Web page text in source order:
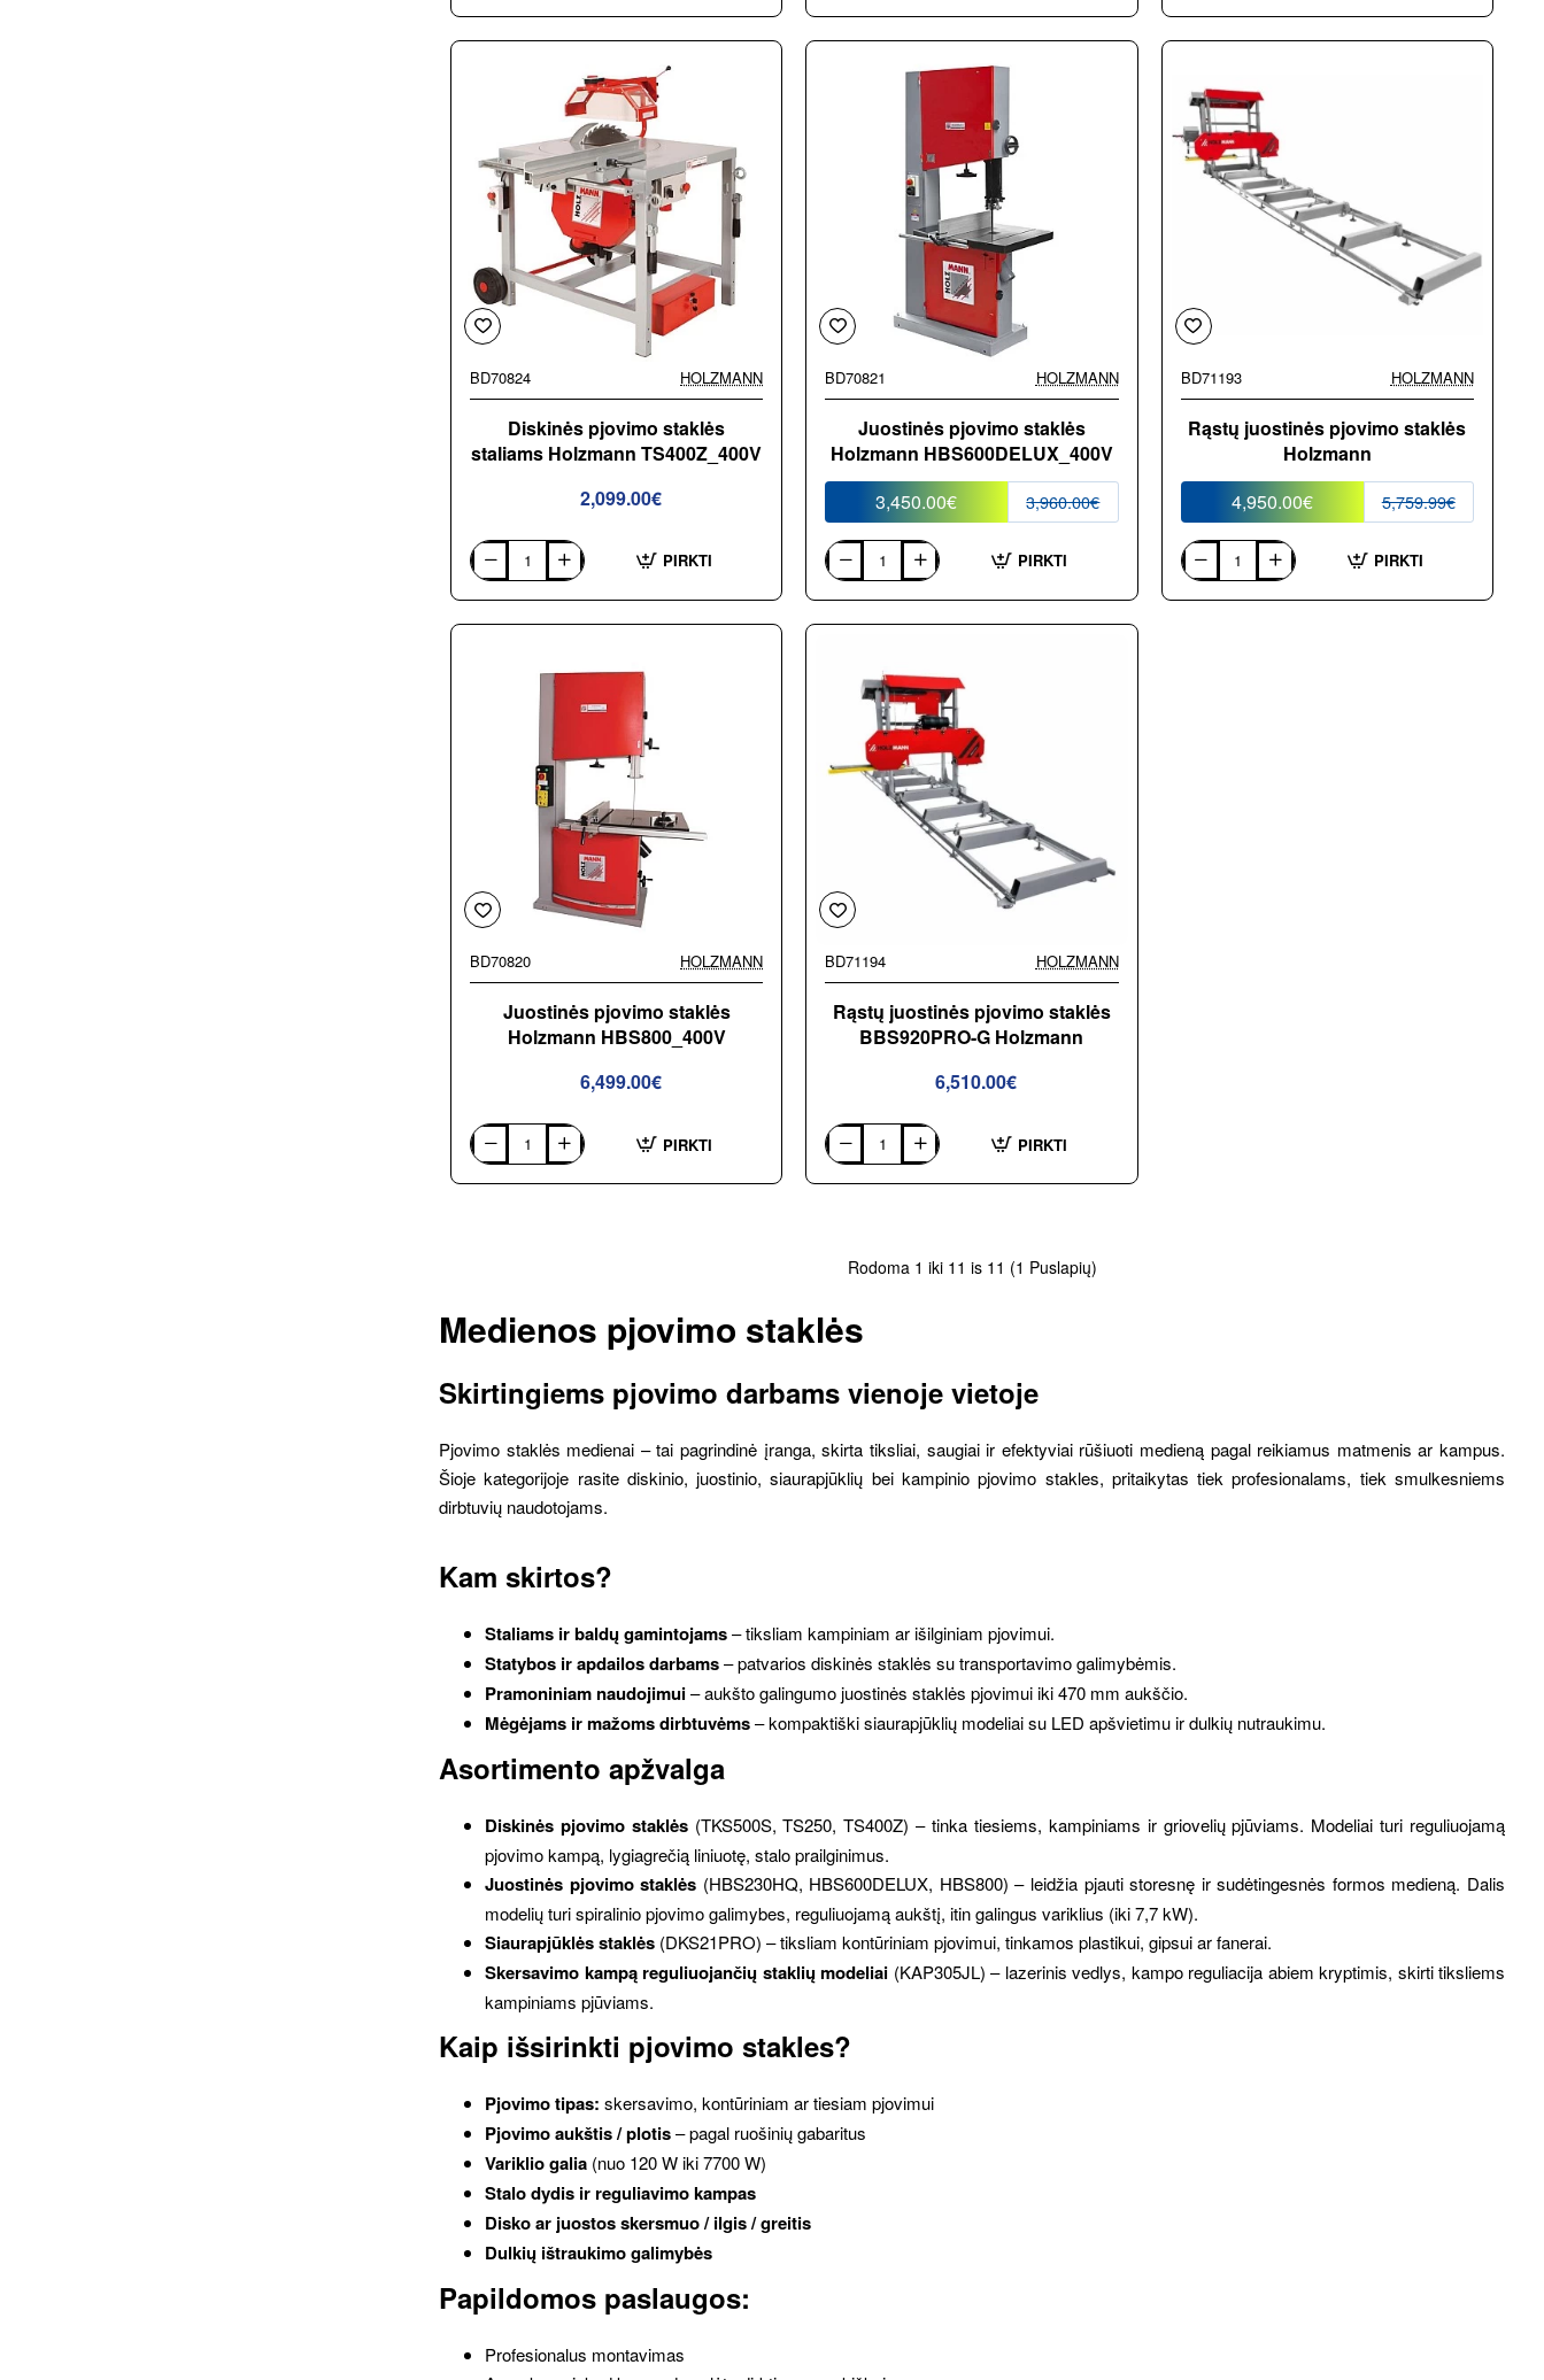
Medienos pjovimo staklės
Skirtingiems pjovimo darbams vienoje vietoje
Pjovimo staklės medienai – tai pagrindinė įranga, skirta tiksliai, saugiai ir efektyviai rūšiuoti medieną pagal reikiamus matmenis ar kampus.
Šioje kategorijoje rasite diskinio, juostinio, siaurapjūklių bei kampinio pjovimo stakles, pritaikytas tiek profesionalams, tiek smulkesniems
dirbtuvių naudotojams.
Kam skirtos?
Staliams ir baldų gamintojams– tiksliam kampiniam ar išilginiam pjovimui.
Statybos ir apdailos darbams– patvarios diskinės staklės su transportavimo galimybėmis.
Pramoniniam naudojimui– aukšto galingumo juostinės staklės pjovimui iki 470 mm aukščio.
Mėgėjams ir mažoms dirbtuvėms– kompaktiški siaurapjūklių modeliai su LED apšvietimu ir dulkių nutraukimu.
Asortimento apžvalga
Diskinės pjovimo staklės(TKS500S, TS250, TS400Z) – tinka tiesiems, kampiniams ir griovelių pjūviams. Modeliai turi reguliuojamą
pjovimo kampą, lygiagrečią liniuotę, stalo prailginimus.
Juostinės pjovimo staklės (HBS230HQ, HBS600DELUX, HBS800) – leidžia pjauti storesnę ir sudėtingesnės formos medieną. Dalis
modelių turi spiralinio pjovimo galimybes, reguliuojamą aukštį, itin galingus variklius (iki 7,7 kW).
Siaurapjūklės staklės (DKS21PRO) – tiksliam kontūriniam pjovimui, tinkamos plastikui, gipsui ar fanerai.
Skersavimo kampą reguliuojančių staklių modeliai (KAP305JL) – lazerinis vedlys, kampo reguliacija abiem kryptimis, skirti tiksliems
kampiniams pjūviams.
Kaip išsirinkti pjovimo stakles?
Pjovimo tipas: skersavimo, kontūriniam ar tiesiam pjovimui
Pjovimo aukštis / plotis– pagal ruošinių gabaritus
Variklio galia (nuo 120 W iki 7700 W)
Stalo dydis ir reguliavimo kampas
Disko ar juostos skersmuo / ilgis / greitis
Dulkių ištraukimo galimybės
Papildomos paslaugos:
Profesionalus montavimas
staklės
staliams
staklės
staliams
staklės
Holzmann
BD70824 HOLZMANN
Diskinės pjovimo staklės
staliams Holzmann TS400Z_400V
2,099.00€
Diskinės
pjovimo
staklės
staliams
PIRKTI
-13%
BD70821 HOLZMANN
Juostinės pjovimo staklės
Holzmann HBS600DELUX_400V
3,450.00€
3,960.00€
Juostinės
pjovimo
staklės
Holzmann
PIRKTI
-14%
BD71193 HOLZMANN
Rąstų juostinės pjovimo staklės
Holzmann
4,950.00€
5,759.99€
Rąstų
juostinės
pjovimo
PIRKTI
BD70820 HOLZMANN
Juostinės pjovimo staklės
Holzmann HBS800_400V
6,499.00€
Juostinės
pjovimo
staklės
PIRKTI
BD71194 HOLZMANN
Rąstų juostinės pjovimo staklės
BBS920PRO-G Holzmann
6,510.00€
Rąstų
juostinės
pjovimo
Holzmann
PIRKTI
Rodoma 1 iki 11 is 11 (1 Puslapių)